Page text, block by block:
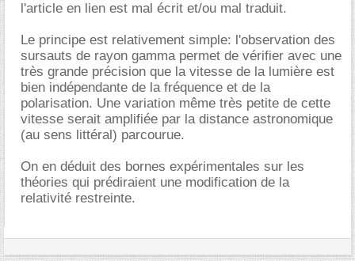
l'article en lien est mal écrit et/ou mal traduit.
Le principe est relativement simple: l'observation des
sursauts de rayon gamma permet de vérifier avec une
très grande précision que la vitesse de la lumière est
bien indépendante de la fréquence et de la
polarisation. Une variation même très petite de cette
vitesse serait amplifiée par la distance astronomique
(au sens littéral) parcourue.
On en déduit des bornes expérimentales sur les
théories qui prédiraient une modification de la
relativité restreinte.